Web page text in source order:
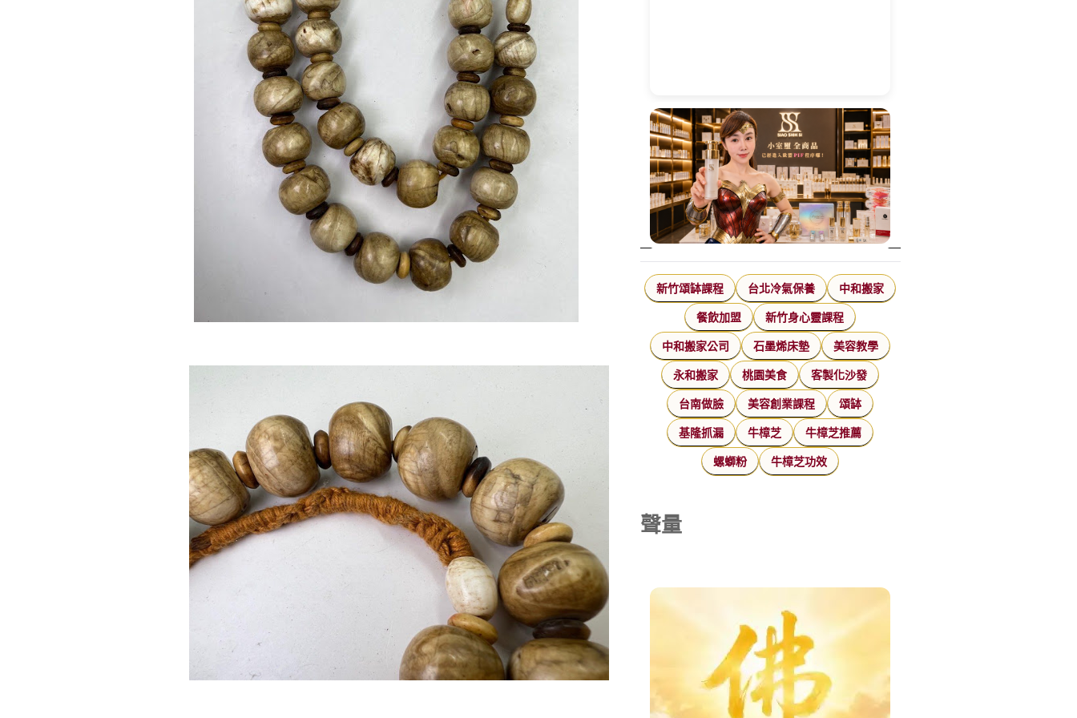
新竹頌缽課程 台北冷氣保養 中和搬家
餐飲加盟 新竹身心靈課程
中和搬家公司 石墨烯床墊 美容教學
永和搬家 桃園美食 客製化沙發
台南做臉 美容創業課程 頌缽
基隆抓漏 牛樟芝 牛樟芝推薦
螺螄粉 牛樟芝功效
聲量